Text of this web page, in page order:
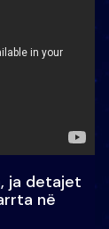
ja detajet
në